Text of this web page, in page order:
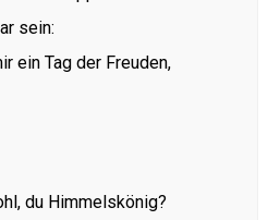
sein:
ein Tag der Freuden,
du Himmelskönig?